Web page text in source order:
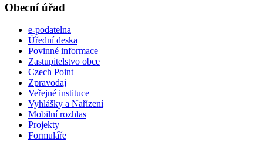
Obecní úřad
e-podatelna
Úřední deska
Povinné informace
Zastupitelstvo obce
Czech Point
Zpravodaj
Veřejné instituce
Vyhlášky a Nařízení
Mobilní rozhlas
Projekty
Formuláře